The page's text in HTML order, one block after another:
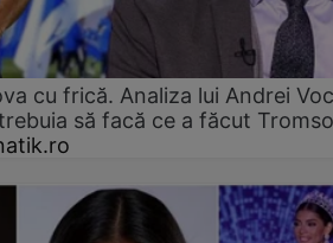
cu frică. Analiza lui Andrei
trebuia să facă ce a făcut